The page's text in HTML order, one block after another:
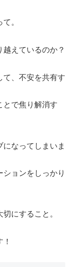
。
えているのか？
て、不安を共有す
とで焦り解消す
なってしまいま
ョンをしっかり
にすること。